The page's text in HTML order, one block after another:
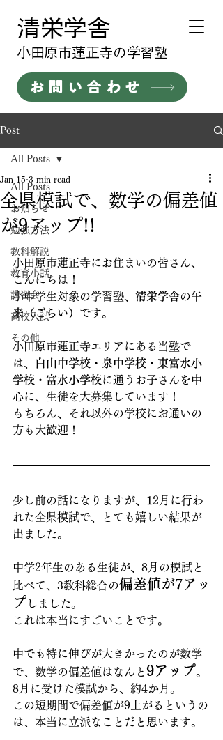
清栄学舎
​小田原市蓮正寺の学習塾
お問い合わせ
Post
All Posts
お知らせ
勉強方法
教科解説
教育小話
講習会
高校入試
その他
All Posts
全県模試で、数学の偏差値
が9アップ!!
Jan 15 3 min read
小田原市蓮正寺にお住まいの皆さん、
こんにちは！
小中学生対象の学習塾、 清栄学舎の午
来（ごらい） です。
小田原市蓮正寺エリアにある当塾で
は、
白山中学校・泉中学校・東富水小
学校・富水小学校に通うお子さんを中
心に、生徒を大募集しています！
もちろん、それ以外の学校にお通いの
方も大歓迎！
少し前の話になりますが、12月に行わ
れた全県模試で、とても嬉しい結果が
出ました。
中学2年生のある生徒が、8月の模試と
比べて、3教科総合の偏差値が7アッ
プ しました。
これは本当にすごいことです。
中でも特に伸びが大きかったのが数学
で、数学の偏差値はなんと 9アップ。
8月に受けた模試から、約4か月。
この短期間で偏差値が9上がるというの
は、本当に立派なことだと思います。